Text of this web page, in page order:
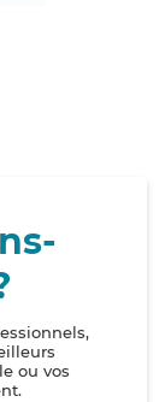
ou vos